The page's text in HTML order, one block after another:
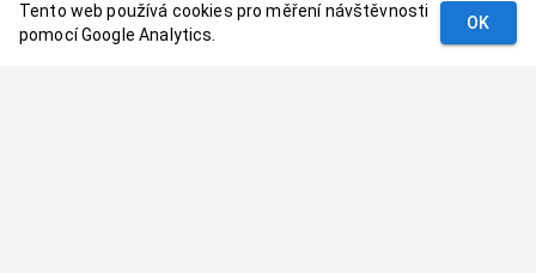
Tento web používá cookies pro měření návštěvnosti
pomocí Google Analytics.
OK